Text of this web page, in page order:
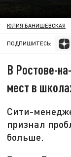
ЮЛИЯ БАНИШЕВСКАЯ
ПОДПИШИТЕСЬ:
В Ростове-
мест в
Сити-
признал
больше.